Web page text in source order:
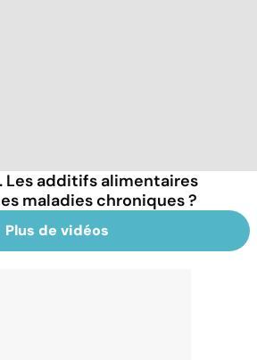
Les additifs alimentaires
maladies chroniques ?
Plus de vidéos